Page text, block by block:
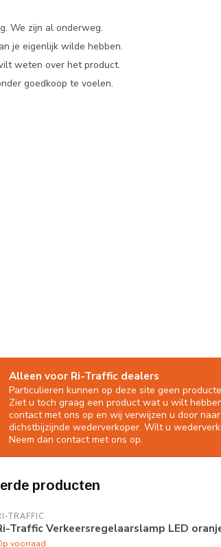
We zijn al onderweg.
je eigenlijk wilde hebben.
weten over het product.
goedkoop te voelen.
Alleen voor Ri-Traffic dealers
Particulieren kunnen op deze site geen
Ziet u toch graag een product wat u wilt
contact met ons op en wij verwijzen u door
dichstbijzijnde wederverkoper. Wilt u
Neem dan contact met ons op.
producten
TRAFFIC
Traffic Verkeersregelaarslamp LED
voorraad